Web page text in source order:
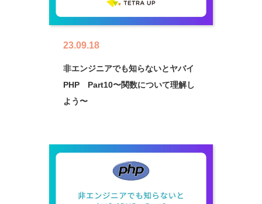
23.09.18
非エンジニアでも知らないとヤバイ
PHP Part10〜関数について理解し
よう〜